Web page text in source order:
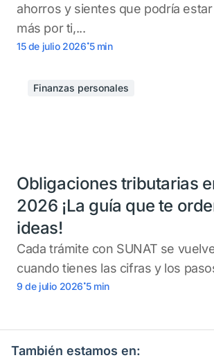
ahorros y sientes que podría
más por ti,...
15 de julio 2026.5 min
Finanzas personales
Obligaciones tributarias
2026 ¡La guía que te
ideas!
Cada trámite con SUNAT se
cuando tienes las cifras y los
9 de julio 2026.5 min
También estamos en: